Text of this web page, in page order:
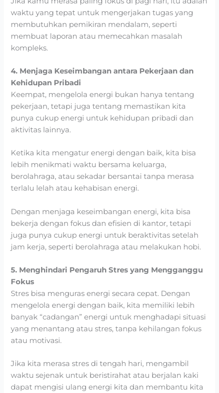
waktu yang tepat untuk mengerjakan tugas yang
membutuhkan pemikiran mendalam, seperti
membuat laporan atau memecahkan masalah
kompleks.
4. Menjaga Keseimbangan antara Pekerjaan dan
Kehidupan Pribadi
Keempat, mengelola energi bukan hanya tentang
pekerjaan, tetapi juga tentang memastikan kita
punya cukup energi untuk kehidupan pribadi dan
aktivitas lainnya.
Ketika kita mengatur energi dengan baik, kita bisa
lebih menikmati waktu bersama keluarga,
berolahraga, atau sekadar bersantai tanpa merasa
terlalu lelah atau kehabisan energi.
Dengan menjaga keseimbangan energi, kita bisa
bekerja dengan fokus dan efisien di kantor, tetapi
juga punya cukup energi untuk beraktivitas setelah
jam kerja, seperti berolahraga atau melakukan hobi.
5. Menghindari Pengaruh Stres yang Mengganggu
Fokus
Stres bisa menguras energi secara cepat. Dengan
mengelola energi dengan baik, kita memiliki lebih
banyak “cadangan” energi untuk menghadapi situasi
yang menantang atau stres, tanpa kehilangan fokus
atau motivasi.
Jika kita merasa stres di tengah hari, mengambil
waktu sejenak untuk beristirahat atau berjalan kaki
dapat mengisi ulang energi kita dan membantu kita